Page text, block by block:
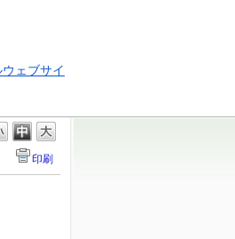
印刷